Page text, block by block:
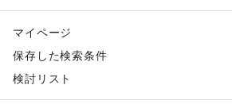
マイページ
保存した検索条件
検討リスト